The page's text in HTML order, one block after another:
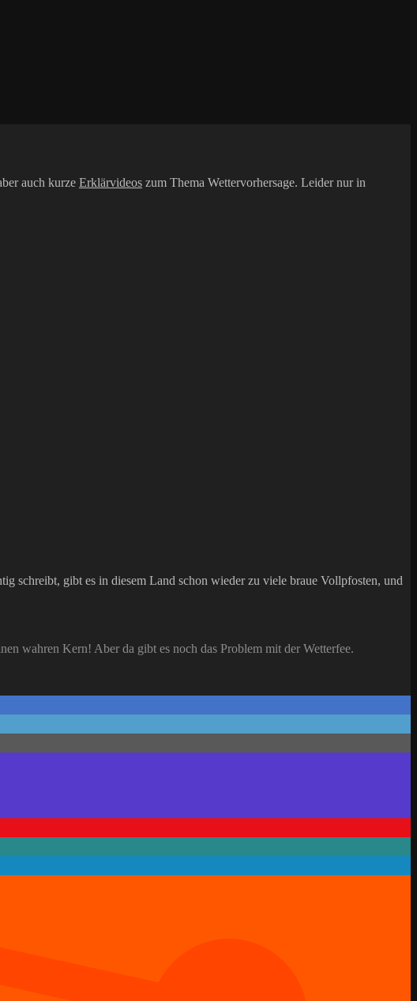
auch kurze Erklärvideos zum Thema Wettervorhersage. Leider nur in
schreibt, gibt es in diesem Land schon wieder zu viele braue Vollpfosten, und
wahren Kern! Aber da gibt es noch das Problem mit der Wetterfee.